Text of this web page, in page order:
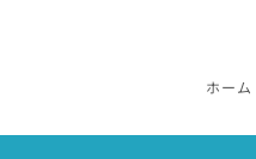
ホーム